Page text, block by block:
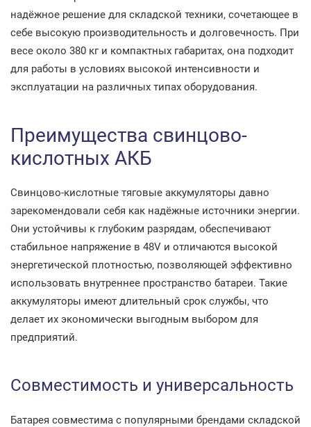
надёжное решение для складской техники, сочетающее в
себе высокую производительность и долговечность. При
весе около 380 кг и компактных габаритах, она подходит
для работы в условиях высокой интенсивности и
эксплуатации на различных типах оборудования.
Преимущества свинцово-
кислотных АКБ
Свинцово-кислотные тяговые аккумуляторы давно
зарекомендовали себя как надёжные источники энергии.
Они устойчивы к глубоким разрядам, обеспечивают
стабильное напряжение в 48V и отличаются высокой
энергетической плотностью, позволяющей эффективно
использовать внутреннее пространство батареи. Такие
аккумуляторы имеют длительный срок службы, что
делает их экономически выгодным выбором для
предприятий.
Совместимость и универсальность
Батарея совместима с популярными брендами складской